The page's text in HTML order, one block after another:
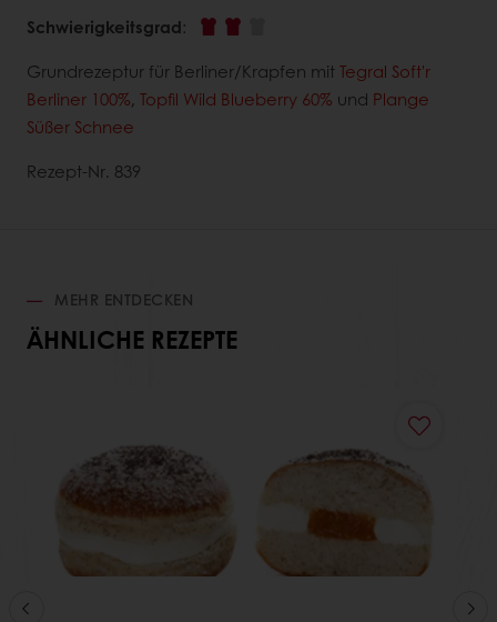
Schwierigkeitsgrad:
Grundrezeptur für Berliner/Krapfen mitTegral Soft'r
Berliner 100%, Topfil Wild Blueberry 60% und Plange
Süßer Schnee
Rezept-Nr. 839
MEHR ENTDECKEN
ÄHNLICHE REZEPTE